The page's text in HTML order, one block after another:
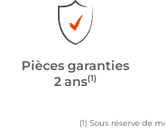
Pièces garanties
2 ans(1)
(1) Sous réserve de